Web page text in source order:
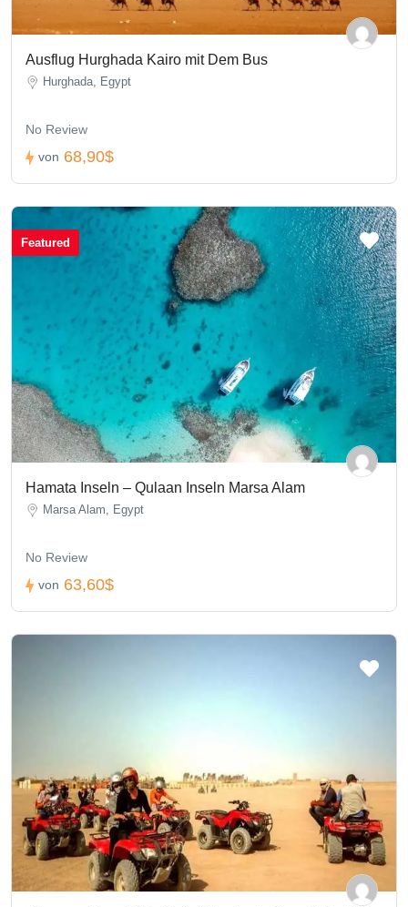
Ausflug Hurghada Kairo mit Dem Bus
Hurghada, Egypt
No Review
von 68,90$
Featured
Hamata Inseln – Qulaan Inseln Marsa Alam
Marsa Alam, Egypt
No Review
von 63,60$